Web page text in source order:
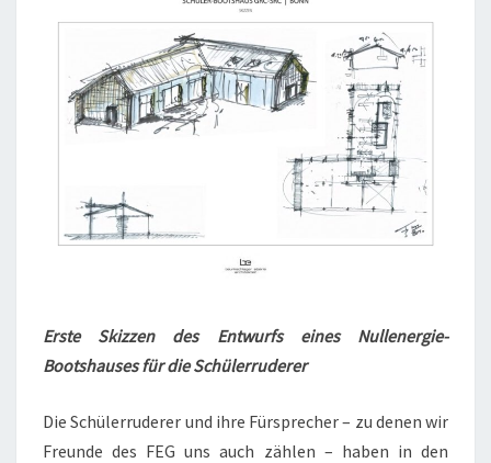
Erste Skizzen des Entwurfs eines Nullenergie-
Bootshauses für die Schülerruderer
Die Schülerruderer und ihre Fürsprecher – zu denen wir
Freunde des FEG uns auch zählen – haben in den